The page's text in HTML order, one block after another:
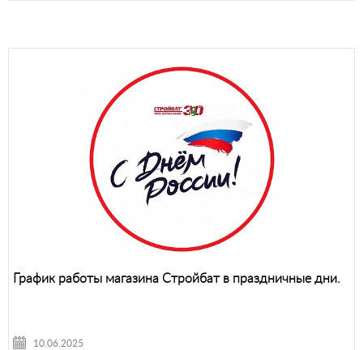
График работы магазина Стройбат в праздничные дни.
10.06.2025